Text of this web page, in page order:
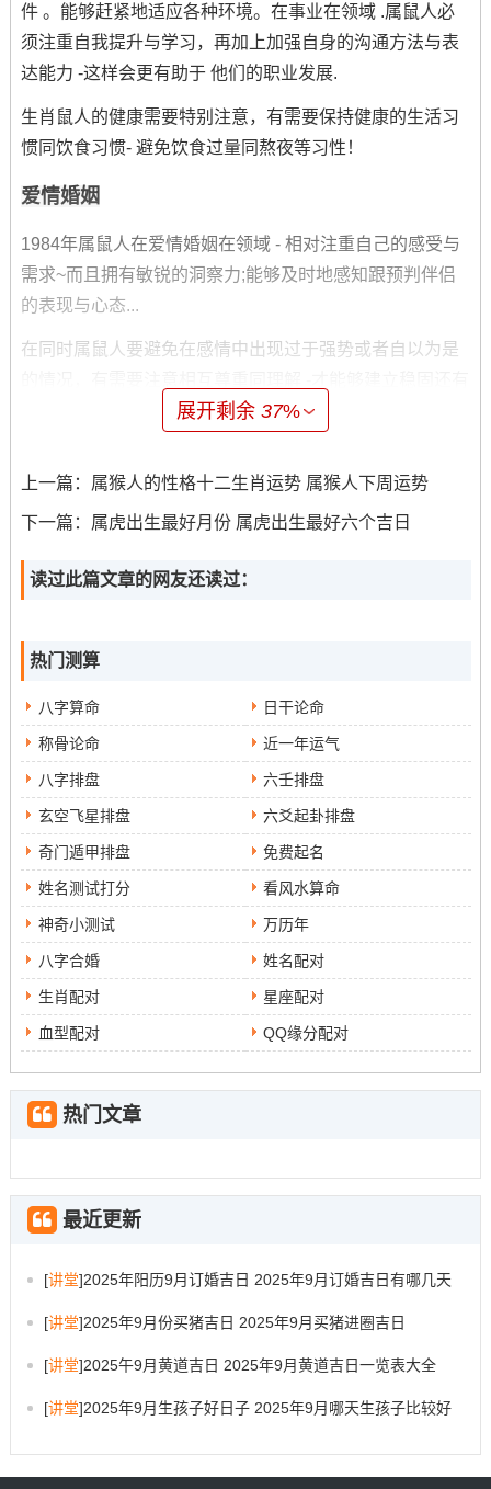
件 。能够赶紧地适应各种环境。在事业在领域 .属鼠人必
须注重自我提升与学习，再加上加强自身的沟通方法与表
达能力 -这样会更有助于 他们的职业发展.
生肖鼠人的健康需要特别注意，有需要保持健康的生活习
惯同饮食习惯- 避免饮食过量同熬夜等习性！
爱情婚姻
1984年属鼠人在爱情婚姻在领域 - 相对注重自己的感受与
需求~而且拥有敏锐的洞察力;能够及时地感知跟预判伴侣
的表现与心态...
在同时属鼠人要避免在感情中出现过于强势或者自以为是
是在经商或投资等在领域 需要注意风险控制同理性思考~
避免盲目跟风。
肖鼠人在职场中必须注意提升自己的领导技能 与团队协作
精神，这样才能够更好地发挥出个人的优点 ;实现长期的职
业目标。
健康问题
生肖鼠人需要注意长期面对精神压力与情绪波动所带来的
健康隐患;需要保持健康的作息时间跟心态,避免过度疲劳与
压力过大。
也属马十月出生的人物必须注意保护胃肠道还有呼吸为你
的健康、避免酗酒、吸烟与暴饮暴食等不良习惯 才能够保
持身体健康.
我们了属马十月出生哪一个时辰好，包括1984年属鼠的命
运特征同运程！在在这五个在领域 ；看本文的人可以依据
自身实际情况、进行参考同借鉴。
展开剩余37%
上一篇： 属猴人的性格十二生肖运势 属猴人下周运势
下一篇： 属虎出生最好月份 属虎出生最好六个吉日
读过此篇文章的网友还读过：
热门测算
八字算命 日干论命
称骨论命 近一年运气
八字排盘 六壬排盘
玄空飞星排盘 六爻起卦排盘
奇门遁甲排盘 免费起名
姓名测试打分 看风水算命
神奇小测试 万历年
八字合婚 姓名配对
生肖配对 星座配对
血型配对 QQ缘分配对
热门文章
最近更新
[讲堂]2025年阳历9月订婚吉日 2025年9月订婚吉日有哪几天
[讲堂]2025年9月份买猪吉日 2025年9月买猪进圈吉日
[讲堂]2025午9月黄道吉日 2025年9月黄道吉日一览表大全
[讲堂]2025年9月生孩子好日子 2025年9月哪天生孩子比较好